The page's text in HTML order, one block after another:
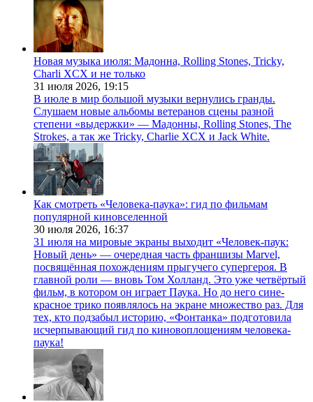
Новая музыка июля: Мадонна, Rolling Stones, Tricky,
Charli XCX и не только
31 июля 2026, 19:15
В июле в мир большой музыки вернулись гранды.
Слушаем новые альбомы ветеранов сцены разной
степени «выдержки» — Мадонны, Rolling Stones, The
Strokes, а так же Tricky, Charlie XCX и Jack White.
Как смотреть «Человека-паука»: гид по фильмам
популярной киновселенной
30 июля 2026, 16:37
31 июля на мировые экраны выходит «Человек-паук:
Новый день» — очередная часть франшизы Marvel,
посвящённая похождениям прыгучего супергероя. В
главной роли — вновь Том Холланд. Это уже четвёртый
фильм, в котором он играет Паука. Но до него сине-
красное трико появлялось на экране множество раз. Для
тех, кто подзабыл историю, «Фонтанка» подготовила
исчерпывающий гид по киновоплощениям человека-
паука!